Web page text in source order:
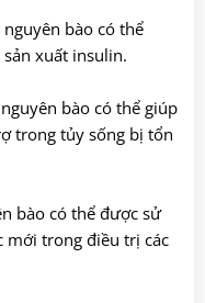
nguyên bào có thể
xuất insulin.
bào có thể giúp
trong tủy sống bị tổn
bào có thể được sử
mới trong điều trị các